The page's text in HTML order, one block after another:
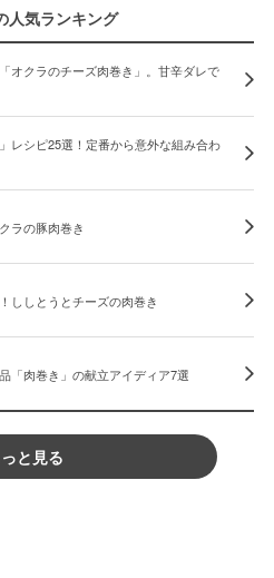
人気ランキング
オクラのチーズ肉巻き」。甘辛ダレで
レシピ25選！定番から意外な組み合わ
ラの豚肉巻き
ししとうとチーズの肉巻き
「肉巻き」の献立アイディア7選
と見る